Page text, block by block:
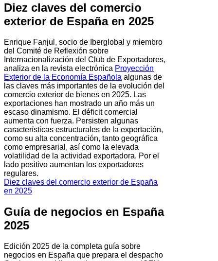
Diez claves del comercio
exterior de España en 2025
Enrique Fanjul, socio de Iberglobal y miembro
del Comité de Reflexión sobre
Internacionalización del Club de Exportadores,
analiza en la revista electrónica Proyección
Exterior de la Economía Española algunas de
las claves más importantes de la evolución del
comercio exterior de bienes en 2025. Las
exportaciones han mostrado un año más un
escaso dinamismo. El déficit comercial
aumenta con fuerza. Persisten algunas
características estructurales de la exportación,
como su alta concentración, tanto geográfica
como empresarial, así como la elevada
volatilidad de la actividad exportadora. Por el
lado positivo aumentan los exportadores
regulares.
Diez claves del comercio exterior de España
en 2025
Guía de negocios en España
2025
Edición 2025 de la completa guía sobre
negocios en España que prepara el despacho